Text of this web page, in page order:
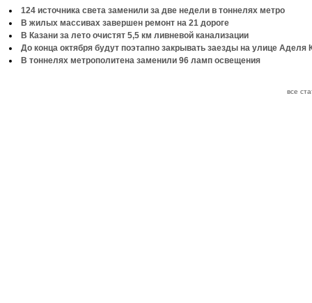
124 источника света заменили за две недели в тоннелях метро
В жилых массивах завершен ремонт на 21 дороге
В Казани за лето очистят 5,5 км ливневой канализации
До конца октября будут поэтапно закрывать заезды на улице Аделя
В тоннелях метрополитена заменили 96 ламп освещения
все